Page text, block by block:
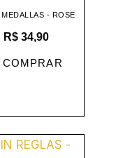
- ROSE
R$ 34,90
COMPRAR
O